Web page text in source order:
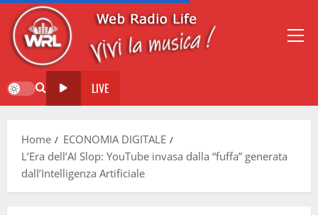
LIVE
Home
ECONOMIA DIGITALE
L’Era dell’AI Slop: YouTube invasa dalla “fuffa” generata
dall’Intelligenza Artificiale